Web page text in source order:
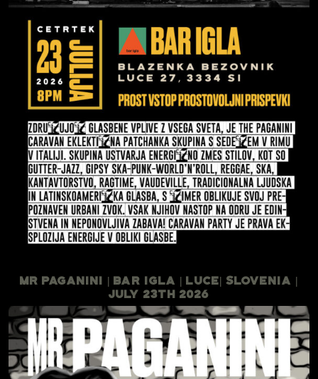
Mr Paganini | Bar Igla | Luce| Slovenia |
July 23th 2026